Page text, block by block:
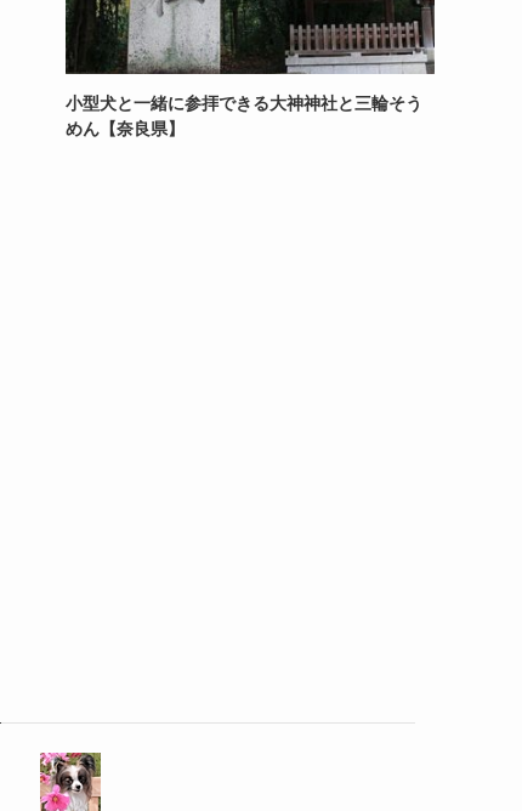
小型犬と一緒に参拝できる大神神社と三輪そう
めん【奈良県】